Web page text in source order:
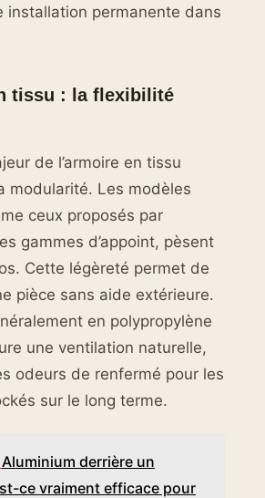
installation permanente dans
tissu : la flexibilité
de l’armoire en tissu
modularité. Les modèles
ceux proposés par
gammes d’appoint, pèsent
Cette légèreté permet de
pièce sans aide extérieure.
en polypropylène
une ventilation naturelle,
odeurs de renfermé pour les
sur le long terme.
Aluminium derrière un
ce vraiment efficace pour